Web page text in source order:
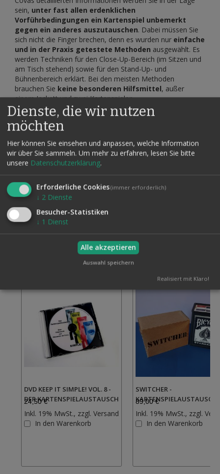
sein, unter fast allen erdenklichen
Vorführbedingungen ein Kartenspiel unbemerkt
gegen ein anderes auszutauschen. Dabei müssen Sie
sich nicht die Finger brechen, denn es wurden nur einfache
und in der Praxis getestete Methoden ausgewählt. Es
werden Techniken für den Close-Up-Bereich (im Sitzen und
am Tisch stehend) sowie für den Stand-Up- und
Bühnenbereich erklärt. Bei den meisten Methoden
brauchen Sie keine besonderen Hilfsmittel, außer
einem Jackett und zwei Kartenspielen.
Über dieses Band sei nur soviel gesagt: Mit diesen Waffen
ausgerüstet können Sie nun all die Kunststücke realisieren,
vor denen Sie sich in der Vergangenheit gescheut haben.
Dieses Video hat eine Laufzeit von ca. 50 Minuten in
deutscher Sprache.
einem Vimeo-Link und Passwort.
Diese finden Sie auch in Ihrem Kundenkonto unter
"Meine herunterladbaren Produkte".
Verwandte Artikel Alle auswählen
DVD KEEP IT SIMPLE! VOL. 8 -
DER KARTENSPIELAUSTAUSCH
24,50 €
Inkl. 19% MwSt., zzgl. Versand
In den Warenkorb
SWITCHER -
KARTENSPIELAUSTAUSCH
89,00 €
Inkl. 19% MwSt., zzgl.
In den Warenkorb
Dienste, die wir nutzen
möchten
Hier können Sie einsehen und anpassen, welche Information
wir über Sie sammeln. Um mehr zu erfahren, lesen Sie bitte
unsere Datenschutzerklärung.
Erforderliche Cookies(immer erforderlich)
↓ 2 Dienste
Besucher-Statistiken
↓ 1 Dienst
Alle akzeptieren
Auswahl speichern
Realisiert mit Klaro!